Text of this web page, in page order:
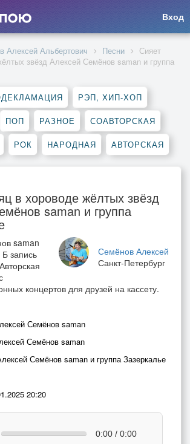
Вход
Алексей Альбертович Песни
Сияет
звёзд Алексей Семёнов saman и группа
РЭП, ХИП-ХОП
ПОП РАЗНОЕ СОАВТОРСКАЯ
РОК НАРОДНАЯ АВТОРСКАЯ
в хороводе жёлтых звёзд
saman и группа
Семёнов Алексей
Санкт-Петербург
saman
запись
концертов для друзей на кассету.
Семёнов saman
Семёнов saman
Семёнов saman и группа Зазеркалье
20:20
0:00 / 0:00